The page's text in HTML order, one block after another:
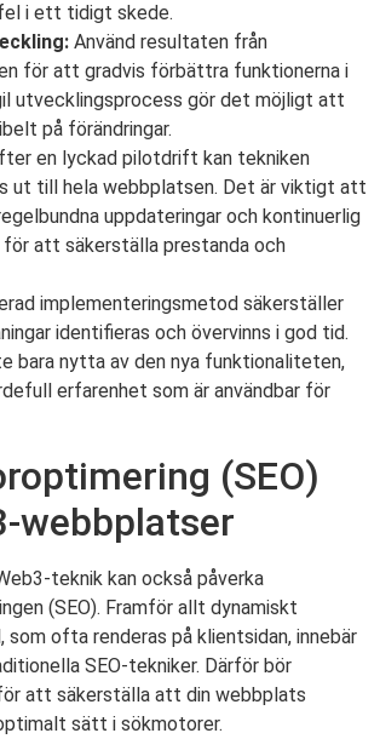
i ett tidigt skede.
Använd resultaten från
för att gradvis förbättra funktionerna i
utvecklingsprocess gör det möjligt att
på förändringar.
en lyckad pilotdrift kan tekniken
ut till hela webbplatsen. Det är viktigt att
uppdateringar och kontinuerlig
för att säkerställa prestanda och
implementeringsmetod säkerställer
identifieras och övervinns i god tid.
bara nytta av den nya funktionaliteten,
erfarenhet som är användbar för
(SEO)
webbplatser
teknik kan också påverka
(SEO). Framför allt dynamiskt
som ofta renderas på klientsidan, innebär
SEO-tekniker. Därför bör
att säkerställa att din webbplats
sätt i sökmotorer.